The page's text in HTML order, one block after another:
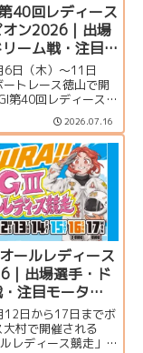
40回レディース
オン2026｜出場
ーム戦・注目
イベント情報
日（木）～11日
ートレース徳山で開
第40回レディースチ
（女子王座決定戦）
です。出場選手一
展望、ドリーム
ーター、水面特徴、
報まで詳しく紹介し
2026.07.16
ールレディース
｜出場選手・ド
注目モータ
ト情報まとめ
日から17日までボ
大村で開催される
レディース競走」の